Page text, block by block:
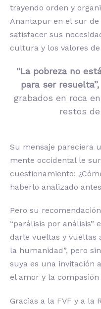
trayendo orden y
Anantapur en el sur de
satisfacer sus
cultura y los valores
“La pobreza no
para ser resuelta”,
grabados en roca
restos de
Su mensaje pareciera
mente occidental le
cuestionamiento:
haberlo analizado
Pero su
“parálisis por análisis”
darle vueltas y vueltas
la humanidad”, pero
suya es una invitación
el amor y la
Gracias a la FVF y a la